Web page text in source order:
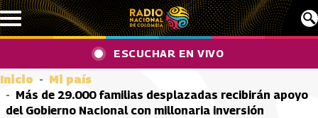
Pasar al contenido principal
ESCUCHAR EN VIVO
Inicio
Mi país
Más de 29.000 familias desplazadas recibirán apoyo
del Gobierno Nacional con millonaria inversión